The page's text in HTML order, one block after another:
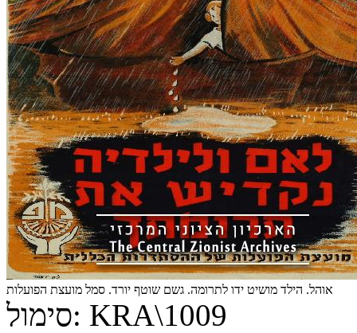
אוהל. הילד מושיט ידו לתרומה. גשם שוטף יורד. סמל מועצת הפועלות
סימול: KRA\1009